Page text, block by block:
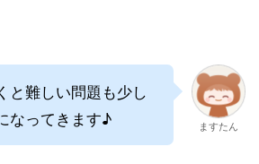
と難しい問題も少し
なってきます♪
ますたん